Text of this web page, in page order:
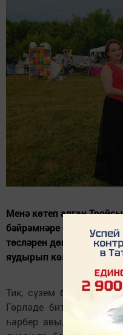
Менә көтеп алган
бәйрәмнәре бер-бер
төсләрен дөньяга
яудырып көз дә җитеп
Тик, сүзем бу хакта
Гөрләде бит,
һәрбер авыл